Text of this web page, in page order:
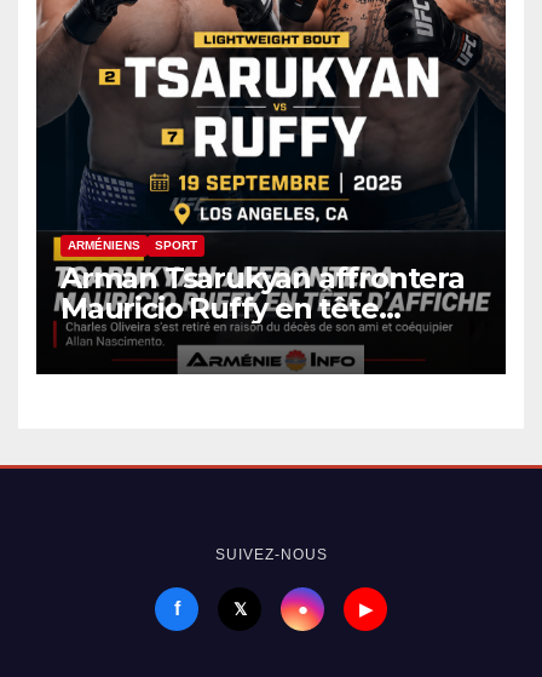
ARMÉNIENS SPORT
Arman Tsarukyan affrontera
Mauricio Ruffy en tête
d’affiche de l’UFC 331
SUIVEZ-NOUS
f 𝕏 ● ▶